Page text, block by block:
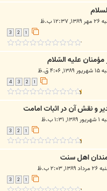
ب.ظ
3
عليه السّلام
ق.ظ
3
4
و نقش آن در اثبات امامت
ب.ظ
3
اهل سنت
۲:۰۳ ب.ظ
3